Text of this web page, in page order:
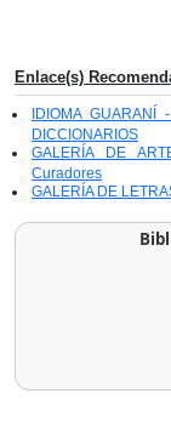
Enlace(s)
IDIOMA
DICCIONARIOS
GALERÍA DE
Curadores
GALERÍA DE